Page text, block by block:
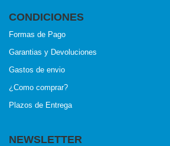
CONDICIONES
Formas de Pago
Garantias y Devoluciones
Gastos de envio
¿Como comprar?
Plazos de Entrega
NEWSLETTER